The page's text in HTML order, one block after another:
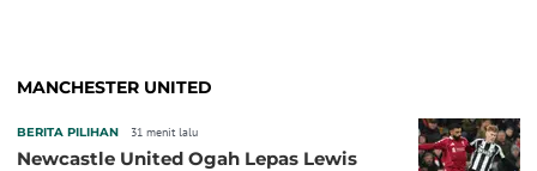
MANCHESTER UNITED
BERITA PILIHAN 31 menit lalu
Newcastle United Ogah Lepas Lewis